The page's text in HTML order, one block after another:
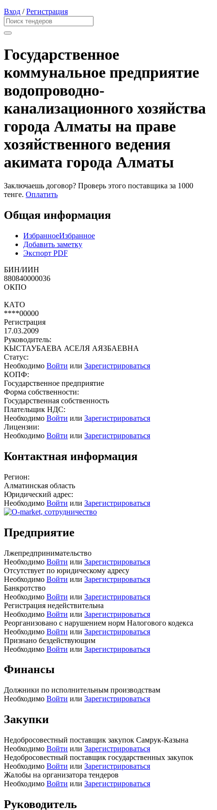
Вход /Регистрация
Государственное
коммунальное предприятие
водопроводно-
канализационного хозяйства
города Алматы на праве
хозяйственного ведения
акимата города Алматы
Заключаешь договор? Проверь этого поставщика за 1000
тенге. Оплатить
Общая информация
ИзбранноеИзбранное
Добавить заметку
Экспорт PDF
БИН/ИИН
880840000036
ОКПО
КАТО
****00000
Регистрация
17.03.2009
Руководитель:
КЫСТАУБАЕВА АСЕЛЯ АЯЗБАЕВНА
Статус:
Необходимо Войти или Зарегистрироваться
КОПФ:
Государственное предприятие
Форма собственности:
Государственная собственность
Плательщик НДС:
Необходимо Войти или Зарегистрироваться
Лицензии:
Необходимо Войти или Зарегистрироваться
Контактная информация
Регион:
Алматинская область
Юридический адрес:
Необходимо Войти или Зарегистрироваться
Предприятие
Лжепредпринимательство
Необходимо Войти или Зарегистрироваться
Отсутствует по юридическому адресу
Необходимо Войти или Зарегистрироваться
Банкротство
Необходимо Войти или Зарегистрироваться
Регистрация недействительна
Необходимо Войти или Зарегистрироваться
Реорганизовано с нарушением норм Налогового кодекса
Необходимо Войти или Зарегистрироваться
Признано бездействующим
Необходимо Войти или Зарегистрироваться
Финансы
Должники по исполнительным производствам
Необходимо Войти или Зарегистрироваться
Закупки
Недобросовестный поставщик закупок Самрук-Казына
Необходимо Войти или Зарегистрироваться
Недобросовестный поставщик государственных закупок
Необходимо Войти или Зарегистрироваться
Жалобы на организатора тендеров
Необходимо Войти или Зарегистрироваться
Руководитель